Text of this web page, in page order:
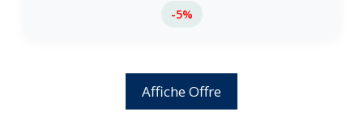
-5%
Affiche Offre